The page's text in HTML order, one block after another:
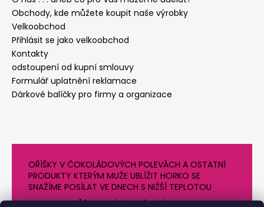
Obchody, kde můžete koupit naše výrobky
Velkoobchod
Přihlásit se jako velkoobchod
Kontakty
odstoupení od kupní smlouvy
Formulář uplatnění reklamace
Dárkové balíčky pro firmy a organizace
OŘÍŠKY V ČOKOLÁDOVÝCH POLEVÁCH A OSTATNÍ
PRODUKTY KTERÝM MUŽE UBLÍŽIT HORKO SE
SNAŽÍME POSÍLAT VE DNECH S NIŽŠÍ TEPLOTOU
PROTO SE MŮŽE DODÁNÍ O NĚJAKÝ DEN OPOZDIT.